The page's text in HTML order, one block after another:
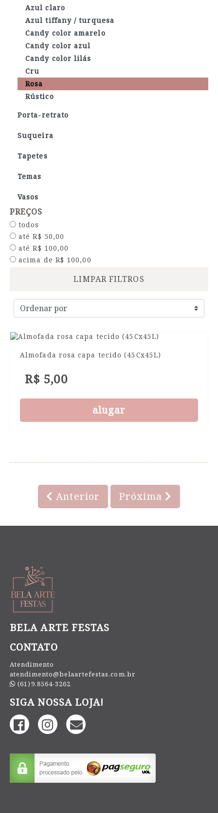
Azul claro
Azul tiffany / turquesa
Candy color amarelo
Candy color azul
Candy color lilás
Cru
Rosa
Rústico
Porta-retrato
Suqueira
Tapetes
Temas
Vasos
PREÇOS
todos
até R$ 50,00
até R$ 100,00
acima de R$ 100,00
LIMPAR FILTROS
Almofada rosa capa tecido (45Cx45L)
R$ 5,00
alugar
Anterior Próxima
BELA ARTE FESTAS
CONTATO
Atendimento
atendimento@belaartefestas.com.br
(61)9.8564-3262
SIGA NOSSA LOJA!